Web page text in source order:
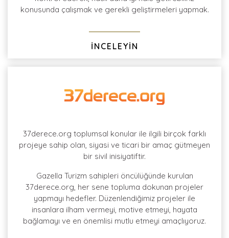
konusunda çalışmak ve gerekli geliştirmeleri yapmak.
İNCELEYİN
37derece.org toplumsal konular ile ilgili birçok farklı
projeye sahip olan, siyasi ve ticari bir amaç gütmeyen
bir sivil inisiyatiftir.
Gazella Turizm sahipleri öncülüğünde kurulan
37derece.org, her sene topluma dokunan projeler
yapmayı hedefler. Düzenlendiğimiz projeler ile
insanlara ilham vermeyi, motive etmeyi, hayata
bağlamayı ve en önemlisi mutlu etmeyi amaçlıyoruz.